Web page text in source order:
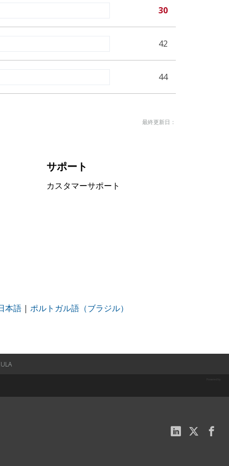
30
42
44
最終更新日：
サポート
カスタマーサポート
本語 | ポルトガル語（ブラジル）